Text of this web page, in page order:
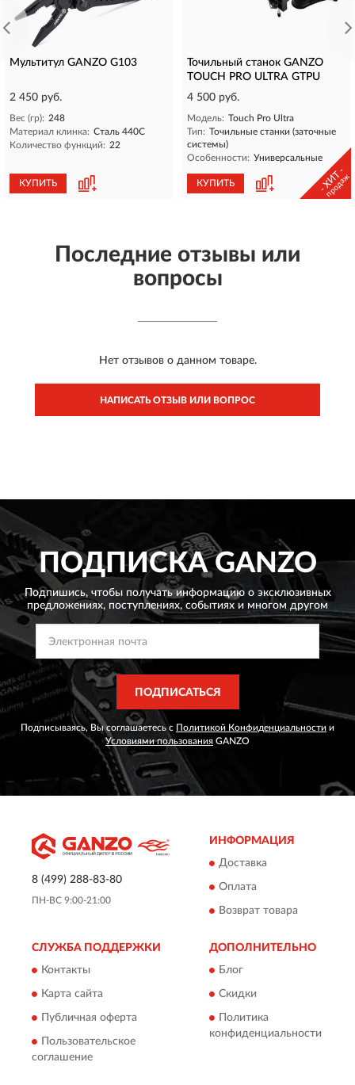
Мультитул GANZO G103
2 450 руб.
Вес (гр): 248
Материал клинка: Сталь 440C
Количество функций: 22
КУПИТЬ
Точильный станок GANZO
TOUCH PRO ULTRA GTPU
4 500 руб.
Модель: Touch Pro Ultra
Тип: Точильные станки (заточные
системы)
Особенности: Универсальные
КУПИТЬ - ХИТ -
продаж
Последние отзывы или
вопросы
Нет отзывов о данном товаре.
НАПИСАТЬ ОТЗЫВ ИЛИ ВОПРОС
ПОДПИСКАGANZO
Подпишись, чтобы получать информацию о эксклюзивных
предложениях, поступлениях, событиях и многом другом
ПОДПИСАТЬСЯ
Подписываясь, Вы соглашаетесь с Политикой Конфиденциальности и
Условиями пользования GANZO
8 (499) 288-83-80
ПН-ВС 9:00-21:00
ИНФОРМАЦИЯ
Доставка
Оплата
Возврат товара
СЛУЖБА ПОДДЕРЖКИ
Контакты
Карта сайта
Публичная оферта
Пользовательское
соглашение
ДОПОЛНИТЕЛЬНО
Блог
Скидки
Политика
конфиденциальности